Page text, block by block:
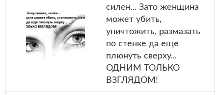
силен... Зато женщина
может убить,
уничтожить, размазать
по стенке да еще
плюнуть сверху...
ОДНИМ ТОЛЬКО
ВЗГЛЯДОМ!